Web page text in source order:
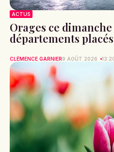
ACTUS
Orages ce
départements
CLÉMENCE GARNIER9 AOÛT 2026